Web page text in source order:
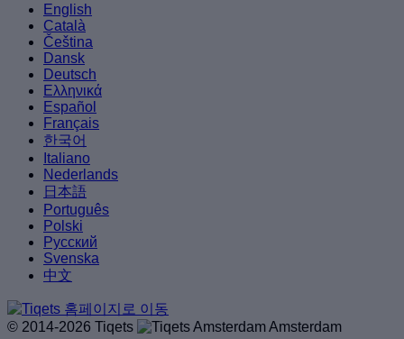
English
Català
Čeština
Dansk
Deutsch
Ελληνικά
Español
Français
한국어
Italiano
Nederlands
日本語
Português
Polski
Русский
Svenska
中文
© 2014-2026 Tiqets
Amsterdam